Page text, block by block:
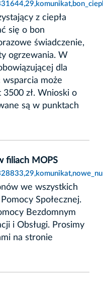
z ciepła
się o bon
świadczenie,
ogrzewania. W
dla
może
zł. Wnioski o
są w punktach
filiach MOPS
we wszystkich
Społecznej.
Bezdomnym
i Obsługi. Prosimy
na stronie